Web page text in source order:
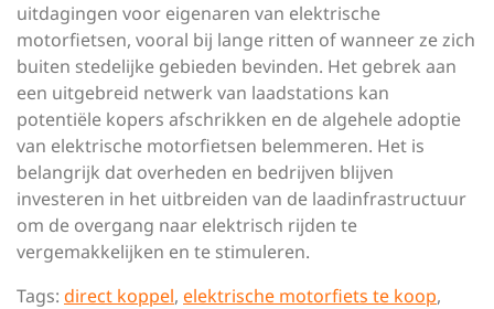
uitdagingen voor eigenaren van elektrische
motorfietsen, vooral bij lange ritten of wanneer ze zich
buiten stedelijke gebieden bevinden. Het gebrek aan
een uitgebreid netwerk van laadstations kan
potentiële kopers afschrikken en de algehele adoptie
van elektrische motorfietsen belemmeren. Het is
belangrijk dat overheden en bedrijven blijven
investeren in het uitbreiden van de laadinfrastructuur
om de overgang naar elektrisch rijden te
vergemakkelijken en te stimuleren.
Tags: direct koppel, elektrische motorfiets te koop,